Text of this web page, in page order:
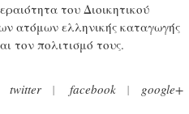
του Διοικητικού
ατόμων ελληνικής καταγωγής
τον πολιτισμό τους.
twitter | facebook | google+